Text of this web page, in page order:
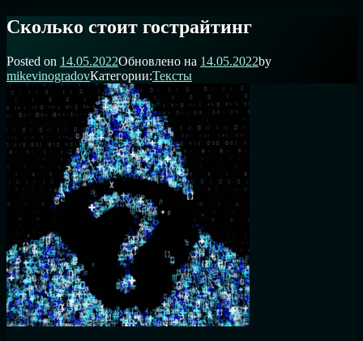
Сколько стоит гострайтинг
Posted on 14.05.2022Обновлено на 14.05.2022by
mikevinogradovКатегории:Тексты